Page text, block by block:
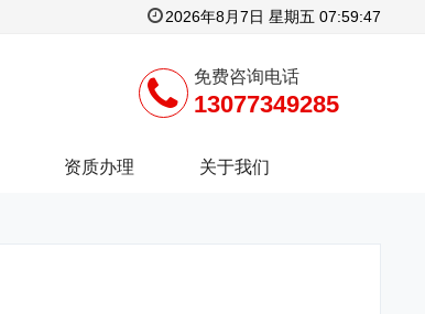
2026年8月7日 星期五 07:59:48
免费咨询电话
13077349285
资质办理 关于我们